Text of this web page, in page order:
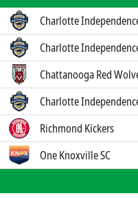
Charlotte
Charlotte
Chattanooga Red
Charlotte
Richmond Kickers
One Knoxville SC